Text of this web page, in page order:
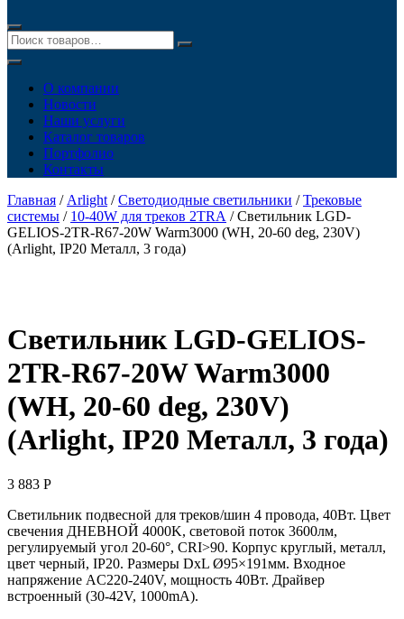
О компании
Новости
Наши услуги
Каталог товаров
Портфолио
Контакты
Главная / Arlight /Светодиодные светильники /Трековые
системы / 10-40W для треков 2TRA / Светильник LGD-
GELIOS-2TR-R67-20W Warm3000 (WH, 20-60 deg, 230V)
(Arlight, IP20 Металл, 3 года)
Светильник LGD-GELIOS-
2TR-R67-20W Warm3000
(WH, 20-60 deg, 230V)
(Arlight, IP20 Металл, 3 года)
3 883 Р
Светильник подвесной для треков/шин 4 провода, 40Вт. Цвет
свечения ДНЕВНОЙ 4000K, световой поток 3600лм,
регулируемый угол 20-60°, CRI>90. Корпус круглый, металл,
цвет черный, IP20. Размеры DxL Ø95×191мм. Входное
напряжение AC220-240V, мощность 40Вт. Драйвер
встроенный (30-42V, 1000mA).